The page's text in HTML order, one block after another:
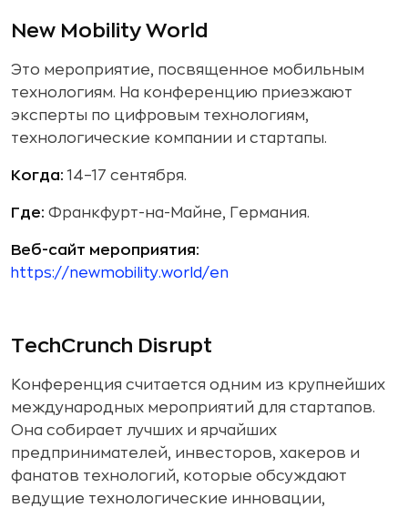
New Mobility World
Это мероприятие, посвященное мобильным
технологиям. На конференцию приезжают
эксперты по цифровым технологиям,
технологические компании и стартапы.
Когда: 14–17 сентября.
Где: Франкфурт-на-Майне, Германия.
Веб-сайт мероприятия:
https://newmobility.world/en
TechCrunch Disrupt
Конференция считается одним из крупнейших
международных мероприятий для стартапов.
Она собирает лучших и ярчайших
предпринимателей, инвесторов, хакеров и
фанатов технологий, которые обсуждают
ведущие технологические инновации,